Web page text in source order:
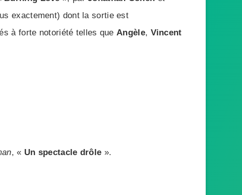
exactement) dont la sortie est
à forte notoriété telles queAngèle, Vincent
, « Un spectacle drôle ».